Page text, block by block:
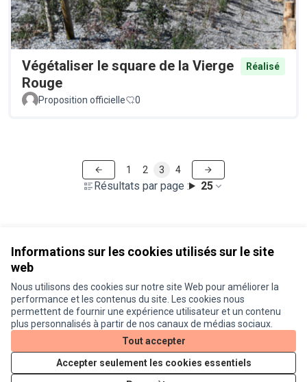
Informations sur les cookies utilisés sur le site
web
Nous utilisons des cookies sur notre site Web pour améliorer la
performance et les contenus du site. Les cookies nous
permettent de fournir une expérience utilisateur et un contenu
plus personnalisés à partir de nos canaux de médias sociaux.
Tout accepter
Accepter seulement les cookies essentiels
Végétaliser le square de la Vierge
Rouge
Réalisé
Proposition officielle 0
Résultats par page : 25
1 2 3 4
Conditions d'utilisation
Paramètres des cookies
Je participe ! sur X
(Lien externe)
Je participe ! sur Facebook
Je participe ! sur Instagram
Licence
(Lien